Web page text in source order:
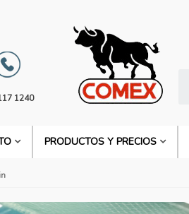
1240
PRODUCTOS Y PRECIOS